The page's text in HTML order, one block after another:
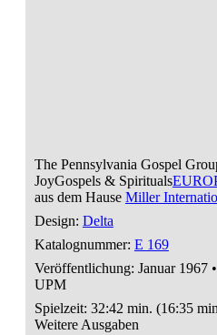
The Pennsylvania Gospel
JoyGospels & Spirituals
aus dem Hause Miller
Design: Delta
Katalognummer: E 169
Veröffentlichung: Januar 1967•
UPM
Spielzeit: 32:42 min. (16:35
Weitere Ausgaben